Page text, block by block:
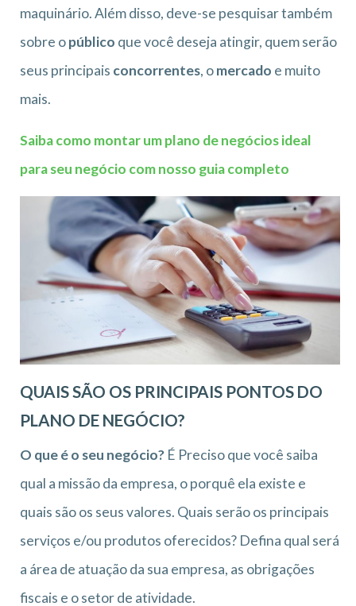
maquinário. Além disso, deve-se pesquisar também
sobre opúblico que você deseja atingir, quem serão
seus principais concorrentes, omercado e muito
mais.
Saiba como montar um plano de negócios ideal
para seu negócio com nosso guia completo
QUAIS SÃO OS PRINCIPAIS PONTOS DO
PLANO DE NEGÓCIO?
O que é o seu negócio? É Preciso que você saiba
qual a missão da empresa, o porquê ela existe e
quais são os seus valores. Quais serão os principais
serviços e/ou produtos oferecidos? Defina qual será
a área de atuação da sua empresa, as obrigações
fiscais e o setor de atividade.